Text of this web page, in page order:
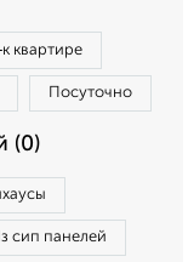
квартире
Посуточно
(0)
сип панелей